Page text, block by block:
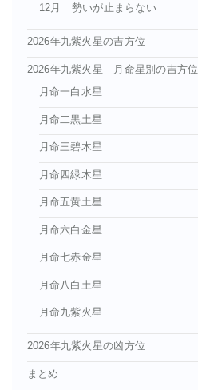
12月 勢いが止まらない
2026年九紫火星の吉方位
2026年九紫火星 月命星別の吉方位
月命一白水星
月命二黒土星
月命三碧木星
月命四緑木星
月命五黄土星
月命六白金星
月命七赤金星
月命八白土星
月命九紫火星
2026年九紫火星の凶方位
まとめ